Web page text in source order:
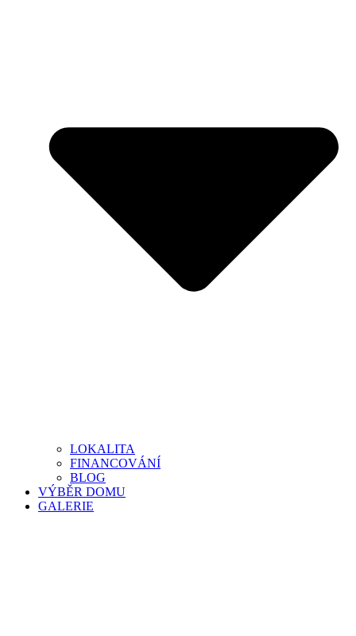
LOKALITA
FINANCOVÁNÍ
BLOG
VÝBĚR DOMU
GALERIE